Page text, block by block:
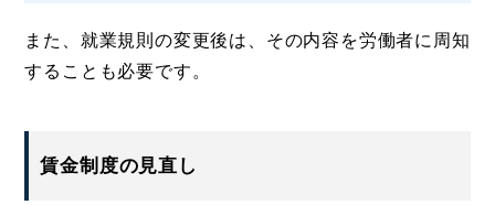
また、就業規則の変更後は、その内容を労働者に周知
することも必要です。
賃金制度の見直し